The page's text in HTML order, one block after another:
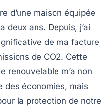
d’une maison équipée
deux ans. Depuis, j’ai
de ma facture
de CO2. Cette
renouvelable m’a non
des économies, mais
la protection de notre